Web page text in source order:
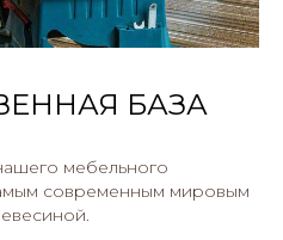
БАЗА
мебельного
современным мировым